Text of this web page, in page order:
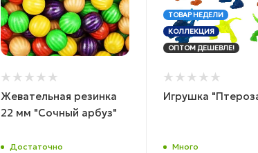
Жевательная резинка
22 мм "Сочный арбуз"
Достаточно
ТОВАР НЕДЕЛИ
КОЛЛЕКЦИЯ
ОПТОМ ДЕШЕВЛЕ!
Игрушка
Много